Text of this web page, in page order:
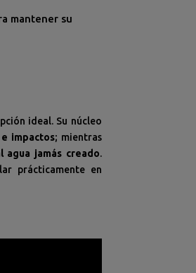
mantener su
ideal. Su núcleo
impactos; mientras
jamás creado.
prácticamente en